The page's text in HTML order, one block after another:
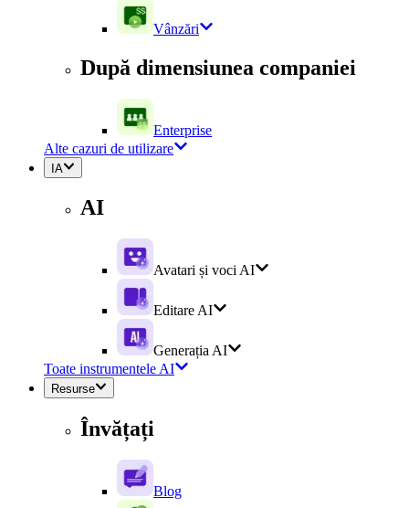
Vânzări
După dimensiunea companiei
Enterprise
Alte cazuri de utilizare
IA
AI
Avatari și voci AI
Editare AI
Generația AI
Toate instrumentele AI
Resurse
Învățați
Blog